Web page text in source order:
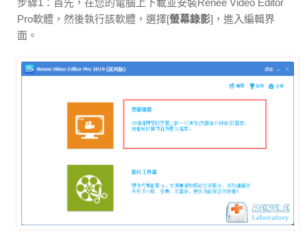
步驟1：首先，在您的電腦上下載並安裝Renee Video Editor
Pro軟體，然後執行該軟體，選擇[螢幕錄影]，進入編輯界
面。